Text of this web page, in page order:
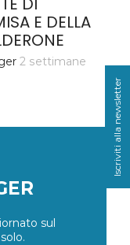
E DELLA
2 settimane
sul
Iscriviti alla newsletter